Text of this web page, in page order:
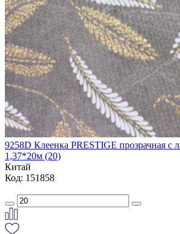
9258D Клеенка PRESTIGE прозрачная с
1,37*20м (20)
Китай
Код: 151858